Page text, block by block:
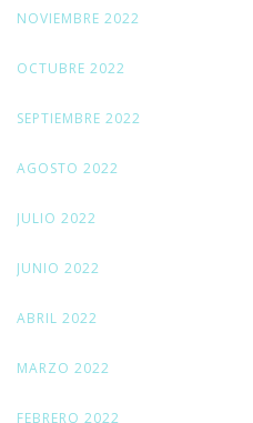
NOVIEMBRE 2022
OCTUBRE 2022
SEPTIEMBRE 2022
AGOSTO 2022
JULIO 2022
JUNIO 2022
ABRIL 2022
MARZO 2022
FEBRERO 2022